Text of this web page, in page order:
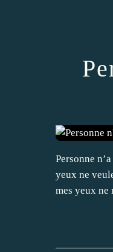
Personne
yeux ne
mes yeux ne